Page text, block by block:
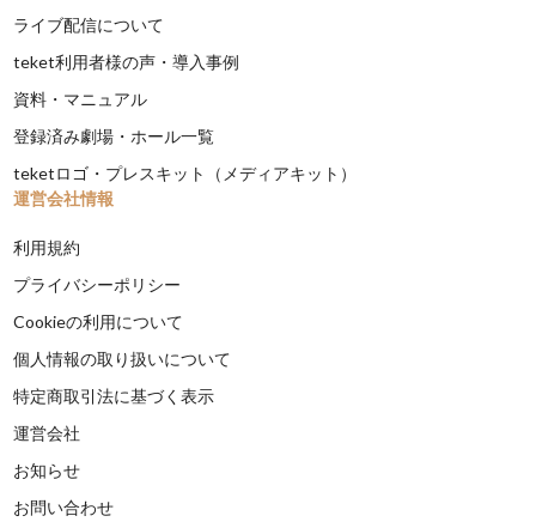
ライブ配信について
teket利用者様の声・導入事例
資料・マニュアル
登録済み劇場・ホール一覧
teketロゴ・プレスキット（メディアキット）
運営会社情報
利用規約
プライバシーポリシー
Cookieの利用について
個人情報の取り扱いについて
特定商取引法に基づく表示
運営会社
お知らせ
お問い合わせ